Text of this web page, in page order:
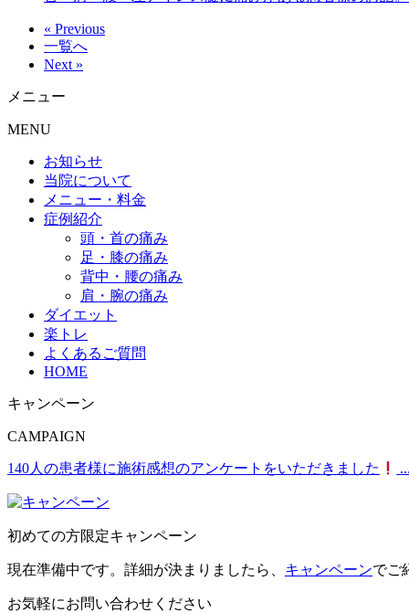
« Previous
一覧へ
Next »
メニュー
MENU
お知らせ
当院について
メニュー・料金
症例紹介
頭・首の痛み
足・膝の痛み
背中・腰の痛み
肩・腕の痛み
ダイエット
楽トレ
よくあるご質問
HOME
キャンペーン
CAMPAIGN
140人の患者様に施術感想のアンケートをいただきました
初めての方限定キャンペーン
現在準備中です。詳細が決まりましたら、 キャンペーンでご
お気軽にお問い合わせください